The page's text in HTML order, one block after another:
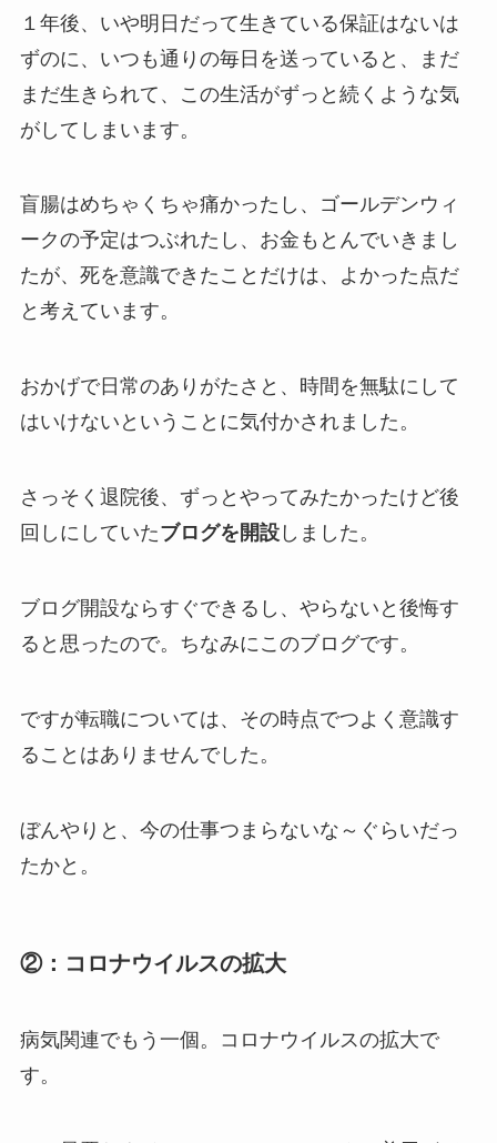
１年後、いや明日だって生きている保証はないは
ずのに、いつも通りの毎日を送っていると、まだ
まだ生きられて、この生活がずっと続くような気
がしてしまいます。
盲腸はめちゃくちゃ痛かったし、ゴールデンウィ
ークの予定はつぶれたし、お金もとんでいきまし
たが、死を意識できたことだけは、よかった点だ
と考えています。
おかげで日常のありがたさと、時間を無駄にして
はいけないということに気付かされました。
さっそく退院後、ずっとやってみたかったけど後
回しにしていたブログを開設しました。
ブログ開設ならすぐできるし、やらないと後悔す
ると思ったので。ちなみにこのブログです。
ですが転職については、その時点でつよく意識す
ることはありませんでした。
ぼんやりと、今の仕事つまらないな～ぐらいだっ
たかと。
②：コロナウイルスの拡大
病気関連でもう一個。コロナウイルスの拡大で
す。